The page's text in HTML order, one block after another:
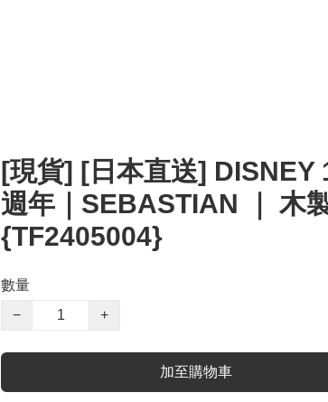
[現貨] [日本直送] DISNEY
週年｜SEBASTIAN ｜ 木
{TF2405004}
數量
−
+
加至購物車